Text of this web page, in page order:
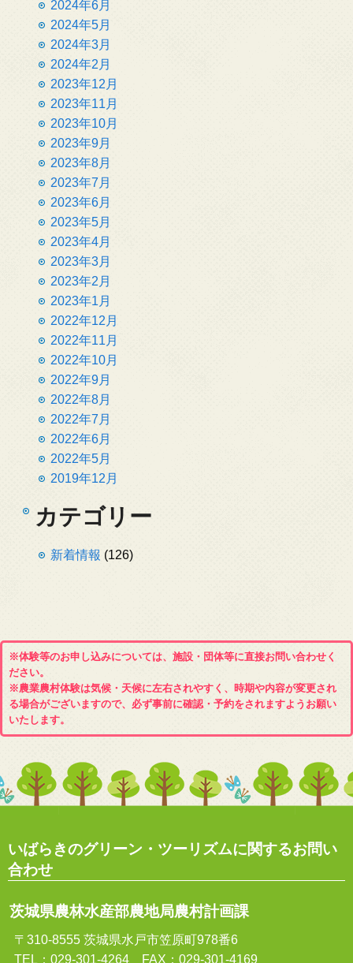
2024年6月
2024年5月
2024年3月
2024年2月
2023年12月
2023年11月
2023年10月
2023年9月
2023年8月
2023年7月
2023年6月
2023年5月
2023年4月
2023年3月
2023年2月
2023年1月
2022年12月
2022年11月
2022年10月
2022年9月
2022年8月
2022年7月
2022年6月
2022年5月
2019年12月
カテゴリー
新着情報 (126)
※体験等のお申し込みについては、施設・団体等に直接お問い合わせく
ださい。
※農業農村体験は気候・天候に左右されやすく、時期や内容が変更され
る場合がございますので、必ず事前に確認・予約をされますようお願い
いたします。
いばらきのグリーン・ツーリズムに関するお問い
合わせ
茨城県農林水産部農地局農村計画課
〒310-8555 茨城県水戸市笠原町978番6
TEL：029-301-4264 FAX：029-301-4169